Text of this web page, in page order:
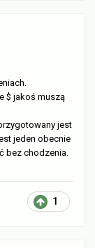
$ jakoś muszą
jest
jeden obecnie
bez chodzenia.
1